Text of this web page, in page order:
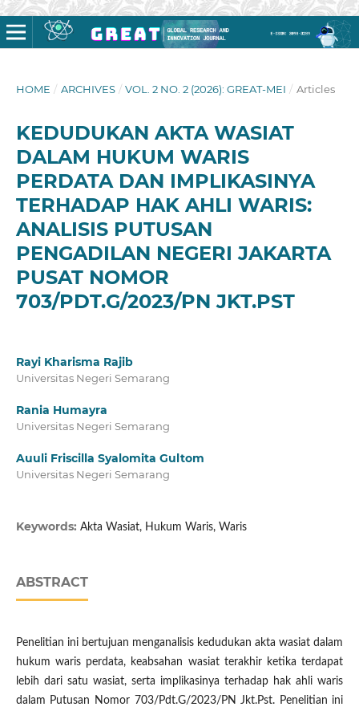
HOME / ARCHIVES / VOL. 2 NO. 2 (2026): GREAT-MEI / Articles
KEDUDUKAN AKTA WASIAT
DALAM HUKUM WARIS
PERDATA DAN IMPLIKASINYA
TERHADAP HAK AHLI WARIS:
ANALISIS PUTUSAN
PENGADILAN NEGERI JAKARTA
PUSAT NOMOR
703/PDT.G/2023/PN JKT.PST
Rayi Kharisma Rajib
Universitas Negeri Semarang
Rania Humayra
Universitas Negeri Semarang
Auuli Friscilla Syalomita Gultom
Universitas Negeri Semarang
Keywords: Akta Wasiat, Hukum Waris, Waris
ABSTRACT
Penelitian ini bertujuan menganalisis kedudukan akta wasiat dalam
hukum waris perdata, keabsahan wasiat terakhir ketika terdapat
lebih dari satu wasiat, serta implikasinya terhadap hak ahli waris
dalam Putusan Nomor 703/Pdt.G/2023/PN Jkt.Pst. Penelitian ini